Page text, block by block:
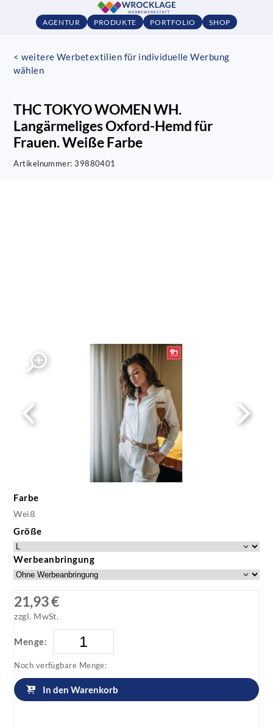
AGENTUR PRODUKTE PORTFOLIO SHOP
< weitere Werbetextilien für individuelle Werbung
wählen
THC TOKYO WOMEN WH.
Langärmeliges Oxford-Hemd für
Frauen. Weiße Farbe
Artikelnummer:39880401
Farbe
Weiß
Größe
Werbeanbringung
21,93 €
zzgl. MwSt.
Menge:
Noch verfügbare Menge:
In den Warenkorb